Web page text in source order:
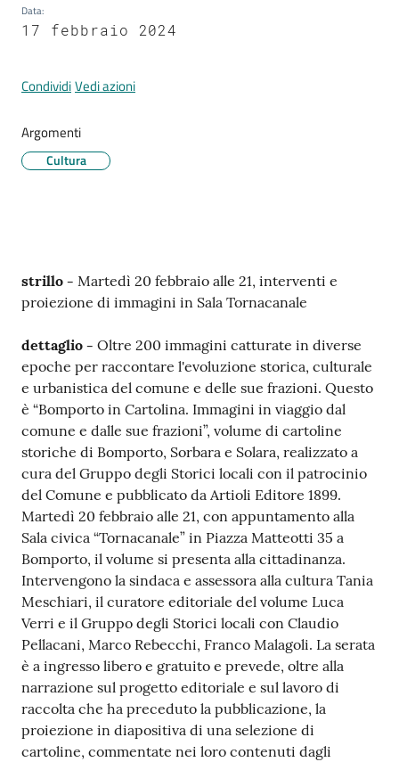
Tutti
argomenti...
Seguici
Data:
17 febbraio 2024
CondividiVedi azioni
Argomenti
Cultura
Contenuto
strillo - Martedì 20 febbraio alle 21, interventi e
proiezione di immagini in Sala Tornacanale
dettaglio - Oltre 200 immagini catturate in diverse
epoche per raccontare l'evoluzione storica, culturale
e urbanistica del comune e delle sue frazioni. Questo
è “Bomporto in Cartolina. Immagini in viaggio dal
comune e dalle sue frazioni”, volume di cartoline
storiche di Bomporto, Sorbara e Solara, realizzato a
cura del Gruppo degli Storici locali con il patrocinio
del Comune e pubblicato da Artioli Editore 1899.
Martedì 20 febbraio alle 21, con appuntamento alla
Sala civica “Tornacanale” in Piazza Matteotti 35 a
Bomporto, il volume si presenta alla cittadinanza.
Intervengono la sindaca e assessora alla cultura Tania
Meschiari, il curatore editoriale del volume Luca
Verri e il Gruppo degli Storici locali con Claudio
Pellacani, Marco Rebecchi, Franco Malagoli. La serata
è a ingresso libero e gratuito e prevede, oltre alla
narrazione sul progetto editoriale e sul lavoro di
raccolta che ha preceduto la pubblicazione, la
proiezione in diapositiva di una selezione di
cartoline, commentate nei loro contenuti dagli